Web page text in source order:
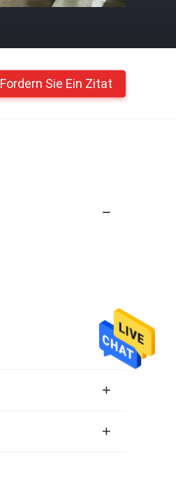
Fordern Sie Ein Zitat